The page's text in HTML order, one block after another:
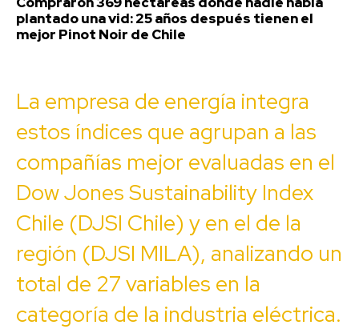
plantado una vid: 25 años después tienen el
mejor Pinot Noir de Chile
La empresa de energía integra
estos índices que agrupan a las
compañías mejor evaluadas en el
Dow Jones Sustainability Index
Chile (DJSI Chile) y en el de la
región (DJSI MILA), analizando un
total de 27 variables en la
categoría de la industria eléctrica.